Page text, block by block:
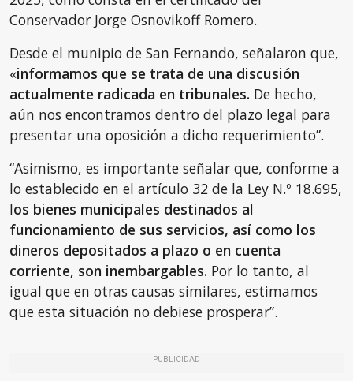
Conservador Jorge Osnovikoff Romero.
Desde el munipio de San Fernando, señalaron que,
«informamos que se trata de una discusión
actualmente radicada en tribunales. De hecho,
aún nos encontramos dentro del plazo legal para
presentar una oposición a dicho requerimiento”.
“Asimismo, es importante señalar que, conforme a
lo establecido en el artículo 32 de la Ley N.º 18.695,
los bienes municipales destinados al
funcionamiento de sus servicios, así como los
dineros depositados a plazo o en cuenta
corriente, son inembargables. Por lo tanto, al
igual que en otras causas similares, estimamos
que esta situación no debiese prosperar”.
PUBLICIDAD